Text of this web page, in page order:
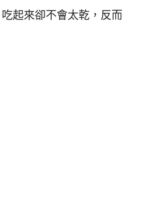
起來卻不會太乾，反而